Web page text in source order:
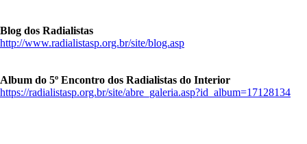
a
s
p
r
Blog dos Radialistas
http://www.radialistasp.org.br/site/blog.asp
Album do 5º Encontro dos Radialistas do Interior
https://radialistasp.org.br/site/abre_galeria.asp?id_album=17128134